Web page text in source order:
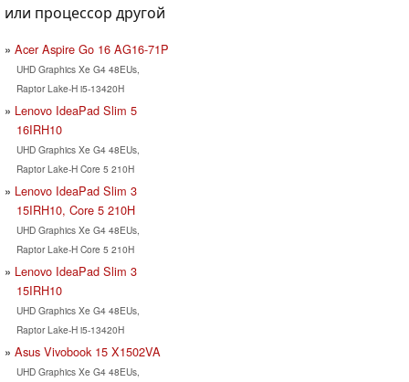
или процессор другой
Acer Aspire Go 16 AG16-71P
UHD Graphics Xe G4 48EUs,
Raptor Lake-H i5-13420H
Lenovo IdeaPad Slim 5
16IRH10
UHD Graphics Xe G4 48EUs,
Raptor Lake-H Core 5 210H
Lenovo IdeaPad Slim 3
15IRH10, Core 5 210H
UHD Graphics Xe G4 48EUs,
Raptor Lake-H Core 5 210H
Lenovo IdeaPad Slim 3
15IRH10
UHD Graphics Xe G4 48EUs,
Raptor Lake-H i5-13420H
Asus Vivobook 15 X1502VA
UHD Graphics Xe G4 48EUs,